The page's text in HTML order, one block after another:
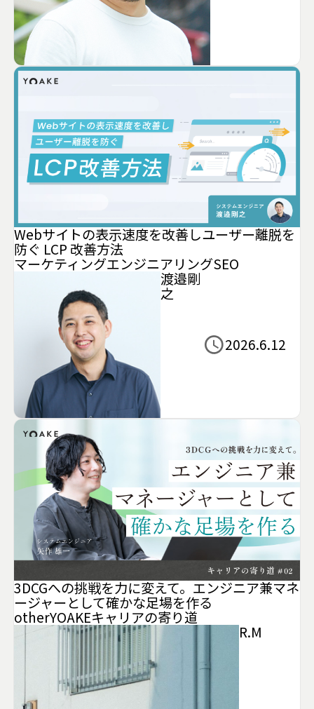
Webサイトの表示速度を改善しユーザー離脱を
防ぐ LCP 改善方法
マーケティングエンジニアリングSEO
渡邉剛
之
2026.6.12
3DCGへの挑戦を力に変えて。エンジニア兼マネ
ージャーとして確かな足場を作る
otherYOAKEキャリアの寄り道
R.M